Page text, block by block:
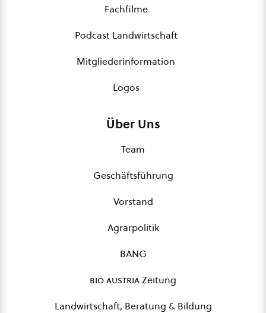
Fachfilme
Podcast Landwirtschaft
Mitgliederinformation
Logos
Über Uns
Team
Geschäftsführung
Vorstand
Agrarpolitik
BANG
bio austriaZeitung
Landwirtschaft, Beratung & Bildung